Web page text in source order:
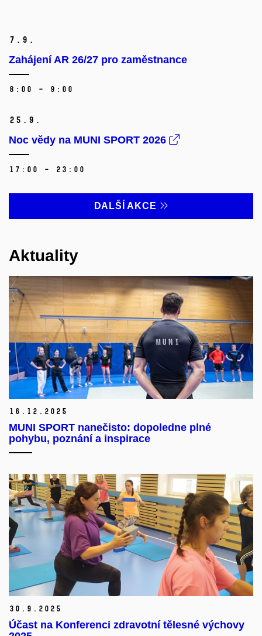
7. 9.
Zahájení AR 26/27 pro zaměstnance
8:00 – 9:00
25. 9.
Noc vědy na MUNI SPORT 2026
17:00 – 23:00
DALŠÍ AKCE
Aktuality
16. 12. 2025
MUNI SPORT nanečisto: dopoledne plné
pohybu, poznání a inspirace
30. 9. 2025
Účast na Konferenci zdravotní tělesné výchovy